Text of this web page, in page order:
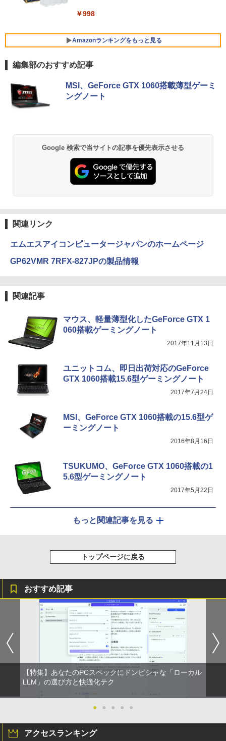
レワーク ギフト 楽天1位 送料無料
5
【期間限定破格金額！】新生活 新古品 W
付き 初心者向けノートPC 初期設定済 1
5.6型 インテル高速CPU ランダムで発送
メモリ4GB～ 高速SSD1TB 最大 フルHD
￥12,980
800 600 G5 G4 モニタ セット オフィス
2024 搭載 選択可 8世代 10世代 DELL 13
￥36,740
5
【エントリーでポイント100％還元チャ
ンス】GMKtec G10 ミニPC【AMD Ryz
en 5 3500U DDR4 16GB 512GB/256GB/
Ryzen 5 N95/N97/N100/4300U/N150よ
り高性能
￥61,999
スプレイ 23.8型/LCD-A241DB
～ 1-27巻セット （KCデラックス） [ 硬
￥21,417
リング ANC 36時間再生
￥998
Amazonランキングをもっと見る
薬屋のひとりごと 17巻 (デジタル版ビッグガ
ンガンコミックス)
異世界居酒屋「のぶ」(22) (角川コミックス・
￥832
スーパーの裏でヤニ吸うふたり 9巻 (デジタル
版ビッグガンガンコミックス)
￥810
編集部のおすすめ記事
MSI、GeForce GTX 1060搭載薄型ゲーミ
ングノート
Google 検索で当サイトの記事を優先表示させる
関連リンク
エムエスアイコンピュータージャパンのホームページ
GP62VMR 7RFX-827JPの製品情報
関連記事
マウス、軽量薄型化したGeForce GTX 1
060搭載ゲーミングノート
2017年11月13日
ユニットコム、即日出荷対応のGeForce
GTX 1060搭載15.6型ゲーミングノート
2017年7月24日
MSI、GeForce GTX 1060搭載の15.6型ゲ
ーミングノート
2016年8月16日
TSUKUMO、GeForce GTX 1060搭載の1
5.6型ゲーミングノート
2017年5月22日
もっと関連記事を見る
トップページに戻る
おすすめ記事
【特集】あなたのPCスペックにドンピシャな「ローカル
LLM」の選び方と快適化テク
● ● ● ● ●
アクセスランキング